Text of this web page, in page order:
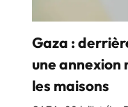
Gaza :
une annexion
les maisons